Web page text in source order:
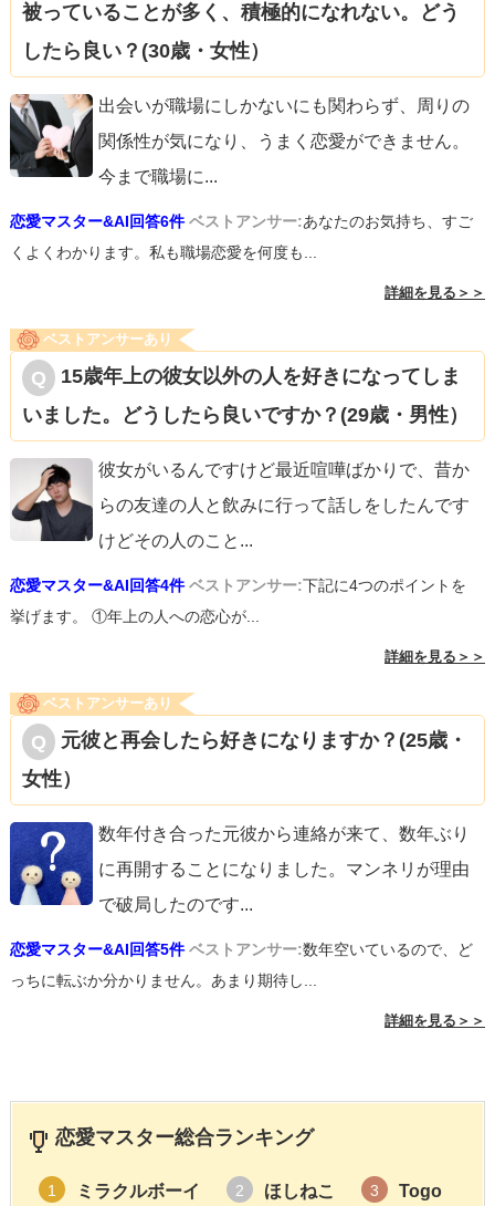
被っていることが多く、積極的になれない。どう
したら良い？(30歳・女性）
出会いが職場にしかないにも関わらず、周りの
関係性が気になり、うまく恋愛ができません。
今まで職場に...
恋愛マスター&AI回答6件 ベストアンサー:あなたのお気持ち、すご
くよくわかります。私も職場恋愛を何度も...
詳細を見る＞＞
ベストアンサーあり
15歳年上の彼女以外の人を好きになってしま
いました。どうしたら良いですか？(29歳・男性）
彼女がいるんですけど最近喧嘩ばかりで、昔か
らの友達の人と飲みに行って話しをしたんです
けどその人のこと ...
恋愛マスター&AI回答4件 ベストアンサー:下記に4つのポイントを
挙げます。 ①年上の人への恋心が...
詳細を見る＞＞
ベストアンサーあり
元彼と再会したら好きになりますか？(25歳・
女性）
数年付き合った元彼から連絡が来て、数年ぶり
に再開することになりました。マンネリが理由
で破局したのです...
恋愛マスター&AI回答5件 ベストアンサー:数年空いているので、ど
っちに転ぶか分かりません。あまり期待し...
詳細を見る＞＞
恋愛マスター総合ランキング
1 ミラクルボーイ 2 ほしねこ 3 Togo